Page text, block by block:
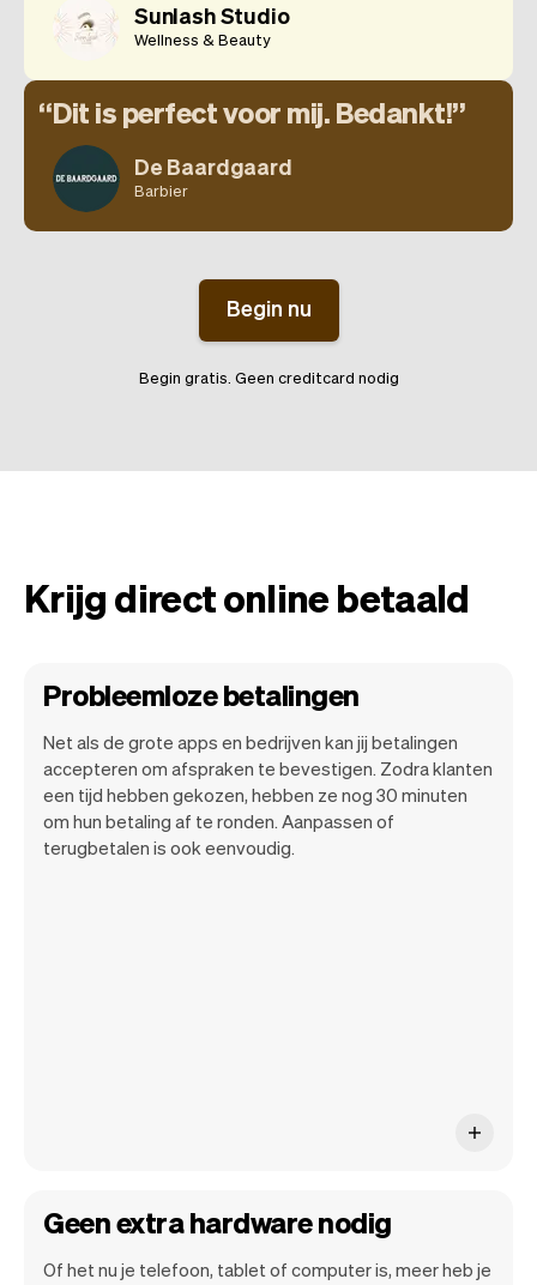
Sunlash Studio
Wellness & Beauty
Dit is perfect voor mij. Bedankt!
De Baardgaard
Barbier
Begin nu
Begin gratis. Geen creditcard nodig
Krijg direct online betaald
Probleemloze betalingen
Net als de grote apps en bedrijven kan jij betalingen
accepteren om afspraken te bevestigen. Zodra klanten
een tijd hebben gekozen, hebben ze nog 30 minuten
om hun betaling af te ronden. Aanpassen of
terugbetalen is ook eenvoudig.
Geen extra hardware nodig
Of het nu je telefoon, tablet of computer is, meer heb je